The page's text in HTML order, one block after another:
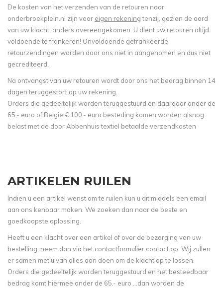
De kosten van het verzenden van de retouren naar
onderbroekplein.nl zijn voor eigen rekeningtenzij, gezien de aard
van uw klacht, anders overeengekomen. U dient uw retouren altijd
voldoende te frankeren! Onvoldoende gefrankeerde
retourzendingen worden door ons niet in aangenomen en dus niet
gecrediteerd.
Na ontvangst van uw retouren wordt door ons het bedrag binnen 14
dagen teruggestort op uw rekening.
Orders die gedeeltelijk worden teruggestuurd en daardoor onder de
65,- euro of Belgie € 100.- euro besteding komen worden alsnog
belast met de door Abbenhuis textiel betaalde verzendkosten
ARTIKELEN RUILEN
Indien u een artikel wenst om te ruilen kun u dit middels een email
aan ons kenbaar maken. We zoeken dan naar de beste en
goedkoopste oplossing.
Heeft u een klacht over een artikel of over de bezorging van uw
bestelling, neem dan via het contactformulier contact op. Wij zullen
er samen met u van alles aan doen om de klacht op te lossen.
Orders die gedeeltelijk worden teruggestuurd en het besteedbaar
bedrag komt hiermee onder de 65.- euro ...dan worden de